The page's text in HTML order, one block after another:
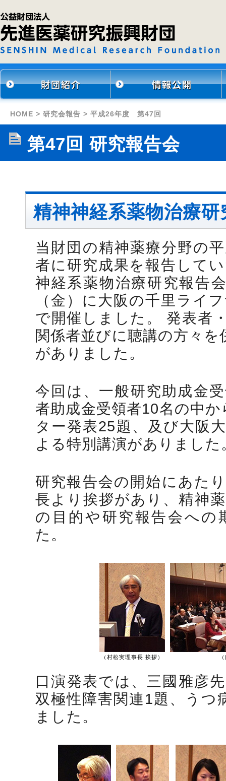
HOME > 研究会報告 > 平成26年度 第47回
第47回 研究報告会
精神神経系薬物治療研
当財団の精神薬療分野の
者に研究成果を報告して
神経系薬物治療研究報告
（金）に大阪の千里ライ
で開催しました。 発表者
関係者並びに聴講の方々
がありました。
今回は、一般研究助成金
者助成金受領者10名の中
ター発表25題、及び大阪
よる特別講演がありました
研究報告会の開始にあた
長より挨拶があり、精神
の目的や研究報告会への
た。
（村松実理事長 挨拶）
口演発表では、三國雅彦
双極性障害関連1題、うつ
ました。